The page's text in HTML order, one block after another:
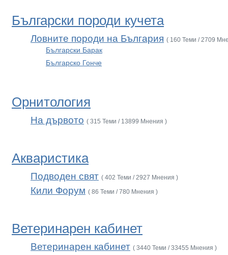
Български породи кучета
Ловните породи на България ( 160 Теми / 2709
Български Барак
Българско Гонче
Орнитология
На дървото ( 315 Теми / 13899 Мнения )
Акваристика
Подводен свят ( 402 Теми / 2927 Мнения )
Кили Форум ( 86 Теми / 780 Мнения )
Ветеринарен кабинет
Ветеринарен кабинет ( 3440 Теми / 33455 Мнения )